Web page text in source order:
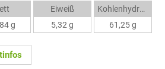
g
Eiweiß
5,32 g
Kohlenhydrate
61,25 g